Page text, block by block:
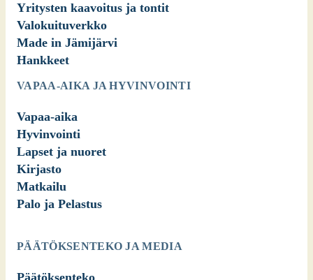
Yritysten kaavoitus ja tontit
Valokuituverkko
Made in Jämijärvi
Hankkeet
VAPAA-AIKA JA HYVINVOINTI
Vapaa-aika
Hyvinvointi
Lapset ja nuoret
Kirjasto
Matkailu
Palo ja Pelastus
PÄÄTÖKSENTEKO JA MEDIA